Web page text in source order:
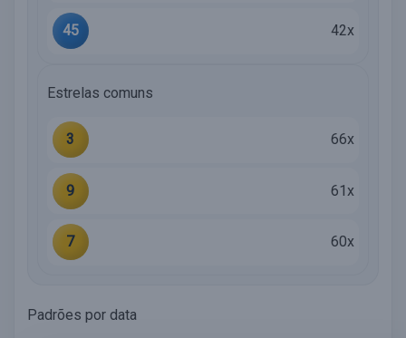
45 42x
Estrelas comuns
3 66x
9 61x
7 60x
Padrões por data